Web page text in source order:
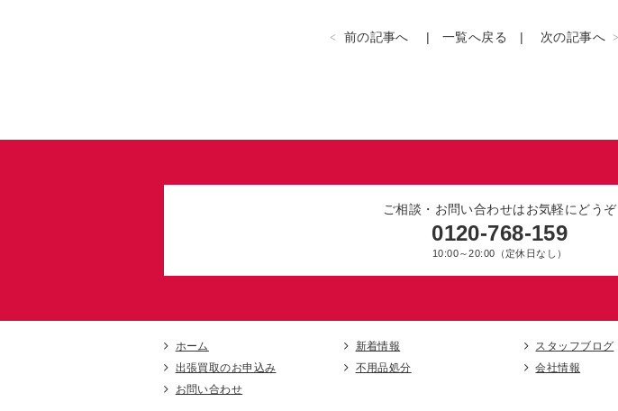
前の記事へ 一覧へ戻る 次の記事へ
ご相談・お問い合わせはお気軽にどうぞ
0120-768-159
10:00～20:00（定休日なし）
ホーム 新着情報 スタッフブログ
出張買取のお申込み
不用品処分 会社情報
お問い合わせ